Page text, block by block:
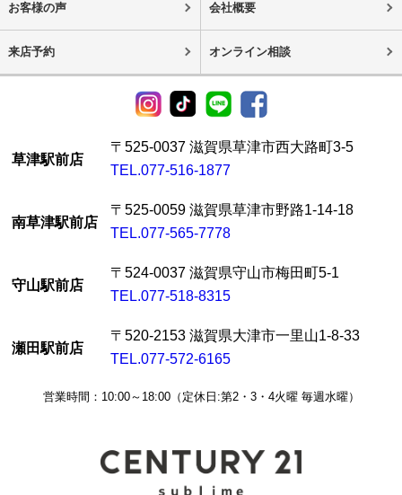
お客様の声 会社概要
来店予約 オンライン相談
草津駅前店
〒525-0037 滋賀県草津市西大路町3-5
TEL.077-516-1877
南草津駅前店
〒525-0059 滋賀県草津市野路1-14-18
TEL.077-565-7778
守山駅前店
〒524-0037 滋賀県守山市梅田町5-1
TEL.077-518-8315
瀬田駅前店
〒520-2153 滋賀県大津市一里山1-8-33
TEL.077-572-6165
営業時間：10:00～18:00（定休日:第2・3・4火曜 毎週水曜）